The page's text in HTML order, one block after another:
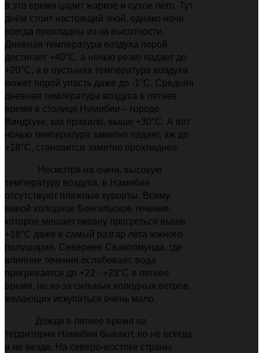
в это время царит жаркое и сухое лето. Тут
днём стоит настоящий зной, однако ночи
всегда прохладны из-за высотности.
Дневная температура воздуха порой
достигает +40°C, а ночью резко падает до
+20°C, а в пустынях температура воздуха
может порой упасть даже до -1°C. Средняя
дневная температура воздуха в летнее
время в столице Нимибии – городе
Виндхуке, как правило, выше +30°C. А вот
ночью температура заметно падает, аж до
+18°C, становится заметно прохладнее.
Несмотря на очень высокую
температуру воздуха, в Намибии
отсутствуют пляжные курорты. Всему
виной холодное Бенгельское течение,
которое мешает океану прогреться выше
+18°С даже в самый разгар лета южного
полушария. Севернее Свакопмунда, где
влияние течения ослабевает, вода
прогревается до +22 - +23°С в летнее
время, но из-за сильных холодных ветров,
желающих искупаться очень мало.
Дожди в летнее время на
территории Намибии бывают, но не всегда
и не везде. На северо-востоке страны